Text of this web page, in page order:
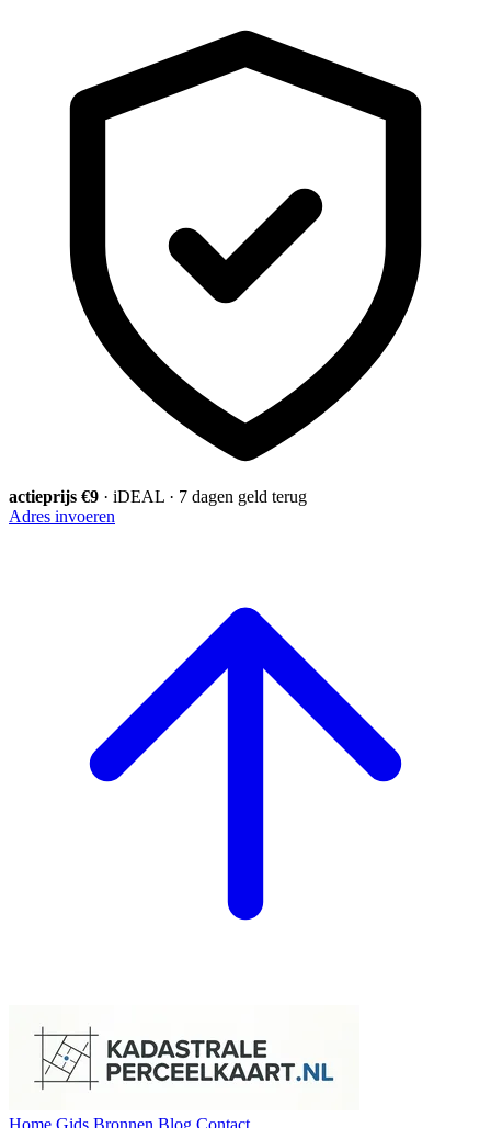
actieprijs €9 · iDEAL · 7 dagen geld terug
Adres invoeren
Home Gids Bronnen Blog Contact